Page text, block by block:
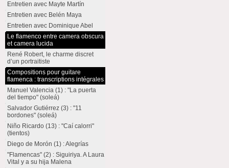
Entretien avec Mayte Martín
Entretien avec Belén Maya
Entretien avec Dominique Abel
Le flamenco entre camera obscura
et camera lucida
René Robert, le charme discret
d’un portraitiste
Compositions pour guitare
flamenca : transcriptions intégrales
Manuel Valencia (1) : "La puerta
del tiempo" (soleá)
Salvador Gutiérrez (3) : "11
bordones" (soleá)
Niño Ricardo (13) : "Caí calorri"
(tientos)
Diego de Morón (1) : Alegrías
"Flamencas" (2) : Siguiriya. A Laura
Vital y a su hija Malena